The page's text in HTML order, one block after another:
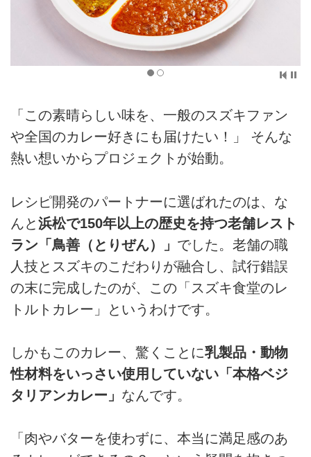
「この素晴らしい味を、一般のスズキファン
や全国のカレー好きにも届けたい！」 そんな
熱い想いからプロジェクトが始動。
レシピ開発のパートナーに選ばれたのは、な
んと浜松で150年以上の歴史を持つ老舗レスト
ラン「鳥善（とりぜん）」 でした。老舗の職
人技とスズキのこだわりが融合し、試行錯誤
の末に完成したのが、この「スズキ食堂のレ
トルトカレー」というわけです。
しかもこのカレー、驚くことに乳製品・動物
性材料をいっさい使用していない「本格ベジ
タリアンカレー」 なんです。
「肉やバターを使わずに、本当に満足感のあ